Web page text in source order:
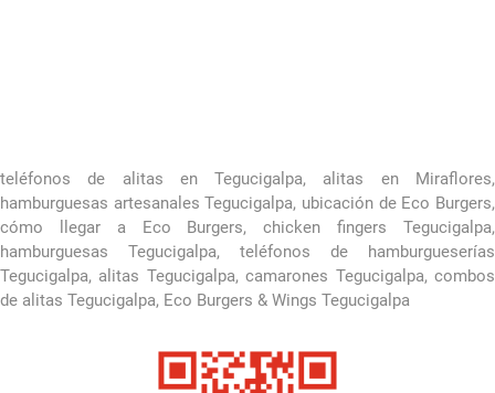
teléfonos de alitas en Tegucigalpa, alitas en Miraflores,
hamburguesas artesanales Tegucigalpa, ubicación de Eco Burgers,
cómo llegar a Eco Burgers, chicken fingers Tegucigalpa,
hamburguesas Tegucigalpa, teléfonos de hamburgueserías
Tegucigalpa, alitas Tegucigalpa, camarones Tegucigalpa, combos
de alitas Tegucigalpa, Eco Burgers & Wings Tegucigalpa